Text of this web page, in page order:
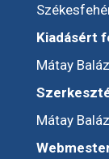
Kiadásért
Mátay
Mátay